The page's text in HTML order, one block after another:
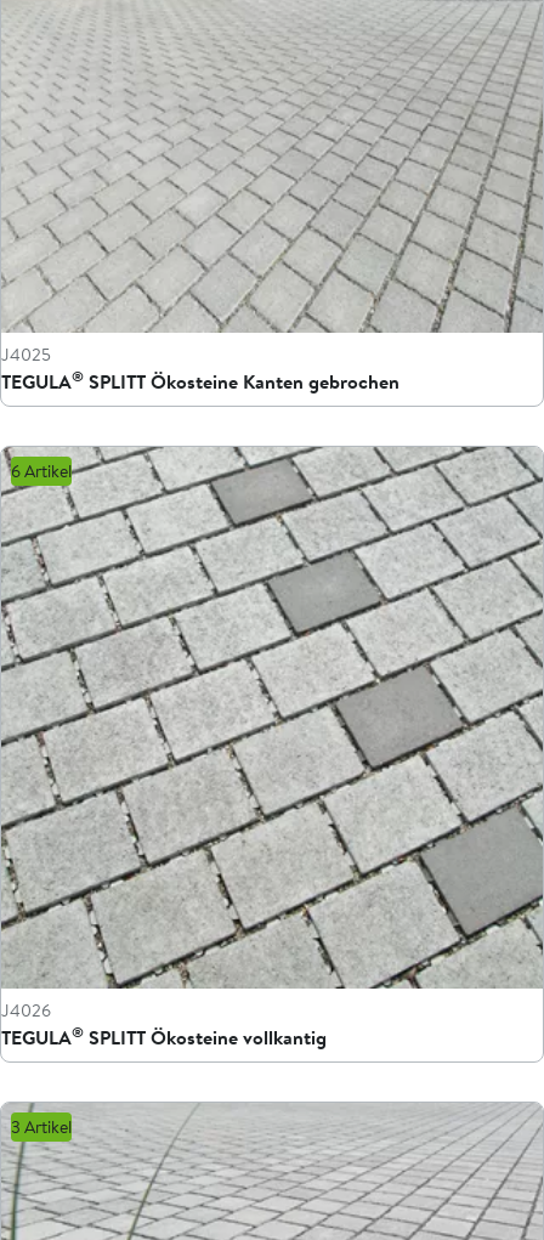
J4025
TEGULA® SPLITT Ökosteine Kanten gebrochen
6 Artikel
J4026
TEGULA® SPLITT Ökosteine vollkantig
3 Artikel